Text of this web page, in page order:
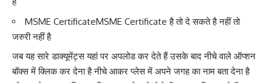
MSME CertificateMSME Certificate है तो दे सकते है नहीं तो
जरुरी नहीं है
जब यह सारे डाक्यूमेंट्स यहां पर अपलोड कर देते हैं उसके बाद नीचे वाले ऑप्शन
बॉक्स में क्लिक कर देना है नीचे आकर प्लेस में अपने जगह का नाम बता देना है